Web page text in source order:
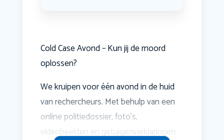
Cold Case Avond – Kun jij de moord
oplossen?
We kruipen voor één avond in de huid
van rechercheurs. Met behulp van een
online politiedossier, foto's,
videobeelden en getuigenverklaringen